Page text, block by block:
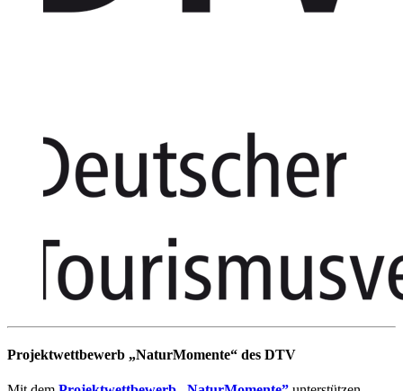
Projektwettbewerb „NaturMomente“ des DTV